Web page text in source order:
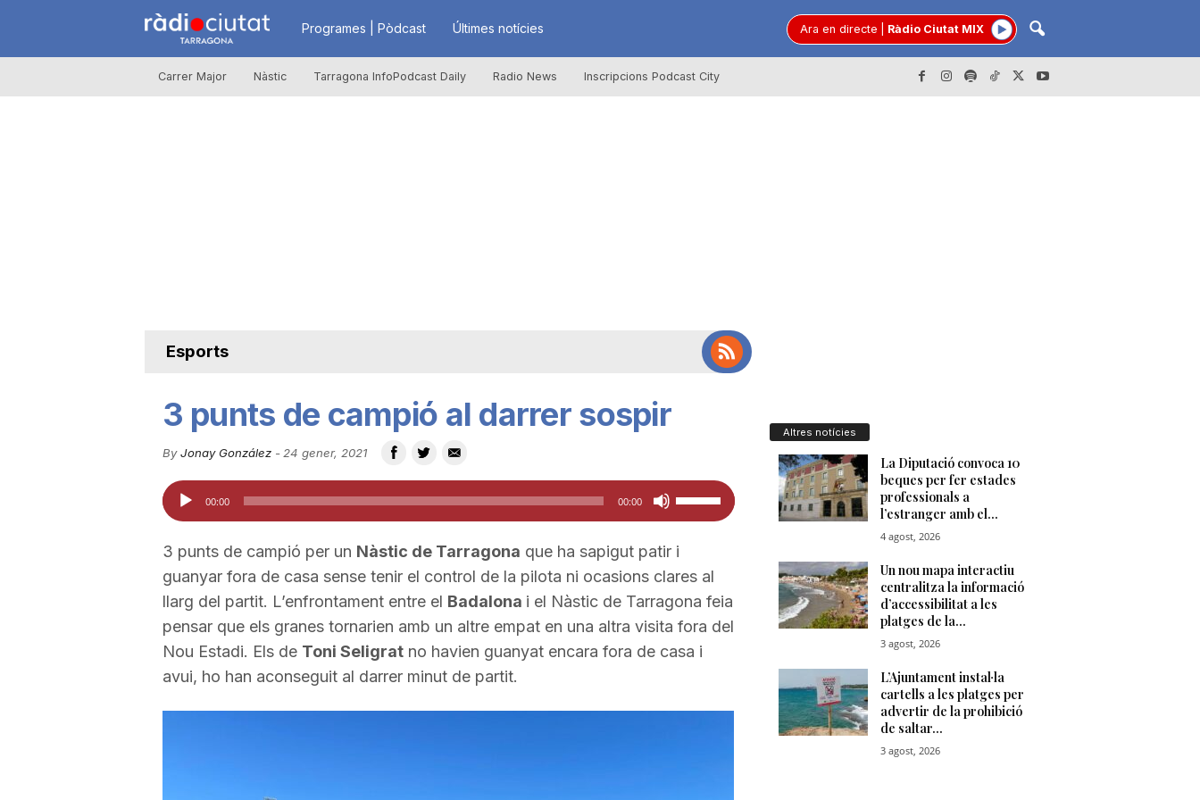
R
à
u
t
d
e
Programes | Pòdcast Últimes notícies Ara en directe Ràdio Ciutat MIX
Carrer Major Nàstic Tarragona InfoPodcast Daily Radio News Inscripcions Podcast City
Esports
3 punts de campió al darrer sospir
By Jonay González- 24 gener, 2021
Reproductor
d'àudio
00:00 00:00
Feu
servir
les
tecles
de
fletxa
cap
3 punts de campió per un Nàstic de Tarragona que ha sapigut patir i
guanyar fora de casa sense tenir el control de la pilota ni ocasions clares al
llarg del partit. L’enfrontament entre el Badalona i el Nàstic de Tarragona feia
pensar que els granes tornarien amb un altre empat en una altra visita fora del
Nou Estadi. Els de Toni Seligratno havien guanyat encara fora de casa i
avui, ho han aconseguit al darrer minut de partit.
Altres notícies